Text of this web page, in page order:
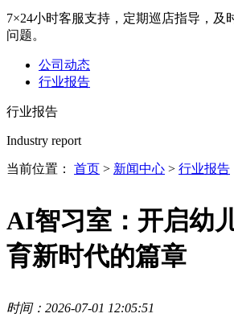
7×24小时客服支持，定期巡店指导，及
问题。
公司动态
行业报告
行业报告
Industry report
当前位置： 首页 > 新闻中心 > 行业报告
AI智习室：开启幼
育新时代的篇章
时间：2026-07-01 12:05:51